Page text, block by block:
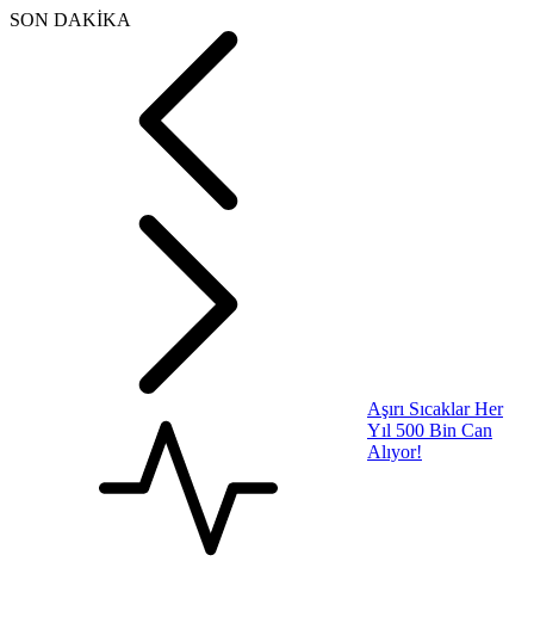
SON DAKİKA
Aşırı Sıcaklar Her
Yıl 500 Bin Can
Alıyor!